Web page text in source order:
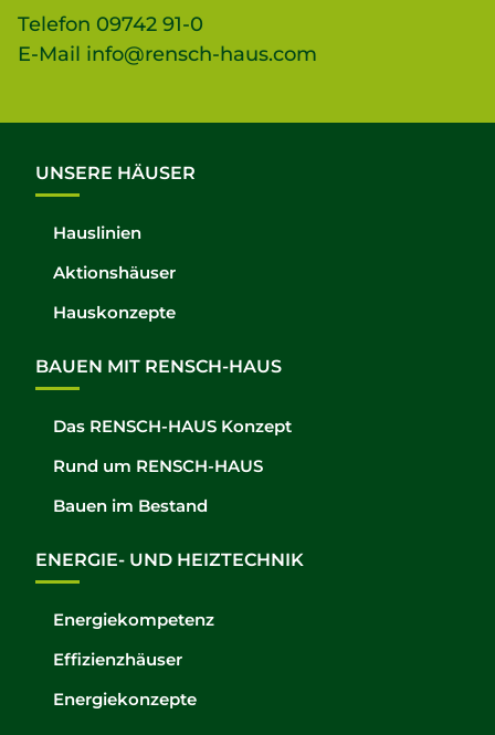
Telefon 09742 91-0
E-Mail info@rensch-haus.com
UNSERE HÄUSER
Hauslinien
Aktionshäuser
Hauskonzepte
BAUEN MIT RENSCH-HAUS
Das RENSCH-HAUS Konzept
Rund um RENSCH-HAUS
Bauen im Bestand
ENERGIE- UND HEIZTECHNIK
Energiekompetenz
Effizienzhäuser
Energiekonzepte